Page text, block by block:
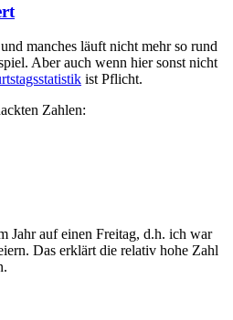
manches läuft nicht mehr so rund
Aber auch wenn hier sonst nicht
ist Pflicht.
Zahlen:
Jahr auf einen Freitag, d.h. ich war
Das erklärt die relativ hohe Zahl